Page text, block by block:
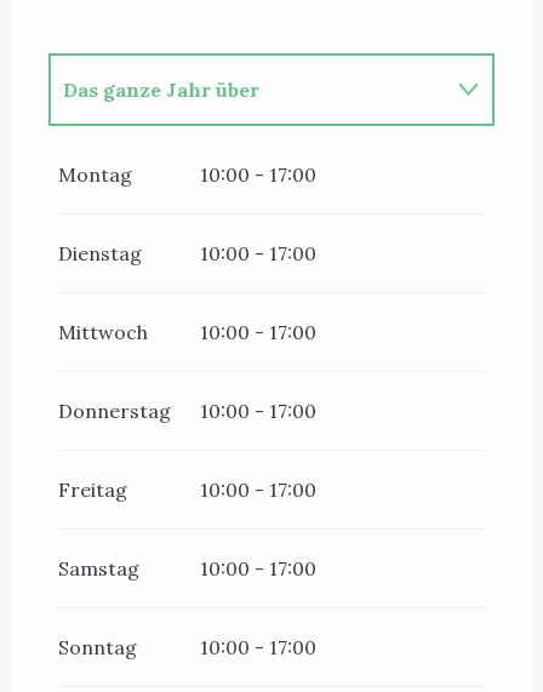
Das ganze Jahr über
Montag 10:00 - 17:00
Dienstag 10:00 - 17:00
Mittwoch 10:00 - 17:00
Donnerstag 10:00 - 17:00
Freitag 10:00 - 17:00
Samstag 10:00 - 17:00
Sonntag 10:00 - 17:00